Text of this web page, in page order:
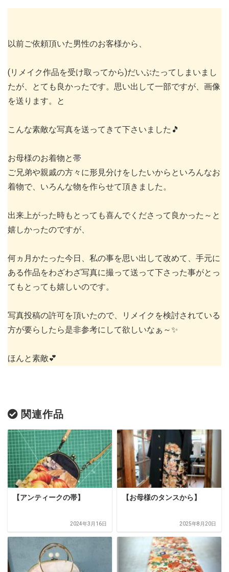
以前ご依頼頂いた男性のお客様から、
(リメイク作品を受け取ってから)だいぶたってしまいまし
たが、とても良かったです。思い出して一部ですが、画像
を送ります。と
こんな素敵な写真を送ってきて下さいました🎵
お母様のお着物と帯
ご兄弟や親戚の方々に形見分けをしたいからといろんなお
着物で、いろんな物を作らせて頂きました。
出来上がった時もとっても喜んでくださって良かった～と
嬉しかったのですが、
何ヵ月かたった今日、私の事を思い出して改めて、手元に
ある作品をわざわざ写真に撮って送って下さった事がとっ
てもとっても嬉しいのです。
写真投稿の許可を頂いたので、リメイクを検討されている
方が要らしたら是非参考にして欲しいなぁ～✨
ほんと素敵💕
関連作品
【アンティークの帯】
2024年3月16日
【お母様のタンスから】
2025年8月20日